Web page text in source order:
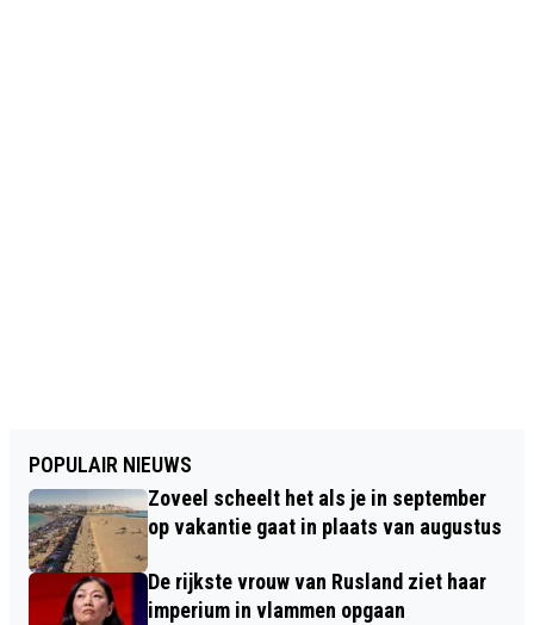
POPULAIR NIEUWS
Zoveel scheelt het als je in september
op vakantie gaat in plaats van augustus
De rijkste vrouw van Rusland ziet haar
imperium in vlammen opgaan